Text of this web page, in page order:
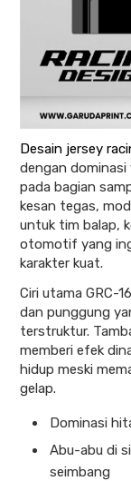
Desain jersey
dengan dominasi
pada bagian
kesan tegas,
untuk tim balap,
otomotif yang
karakter kuat.
Ciri utama GRC-
dan punggung
terstruktur.
memberi efek
hidup meski
gelap.
Dominasi
Abu-abu di
seimbang